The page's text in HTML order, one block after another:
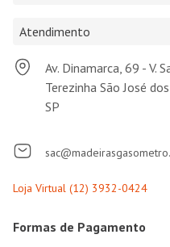
Atendimento
Av. Dinamarca, 69 - V.
Terezinha São José
SP
Formas de Pagamento